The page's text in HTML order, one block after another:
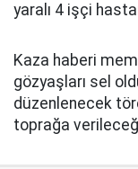
yaralı 4 işçi
Kaza haberi
gözyaşları sel
düzenlenecek
toprağa